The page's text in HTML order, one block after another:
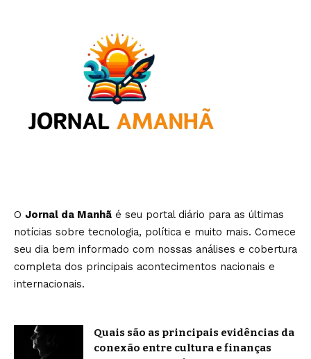
O Jornal da Manhã é seu portal diário para as últimas
notícias sobre tecnologia, política e muito mais. Comece
seu dia bem informado com nossas análises e cobertura
completa dos principais acontecimentos nacionais e
internacionais.
Quais são as principais evidências da
conexão entre cultura e finanças